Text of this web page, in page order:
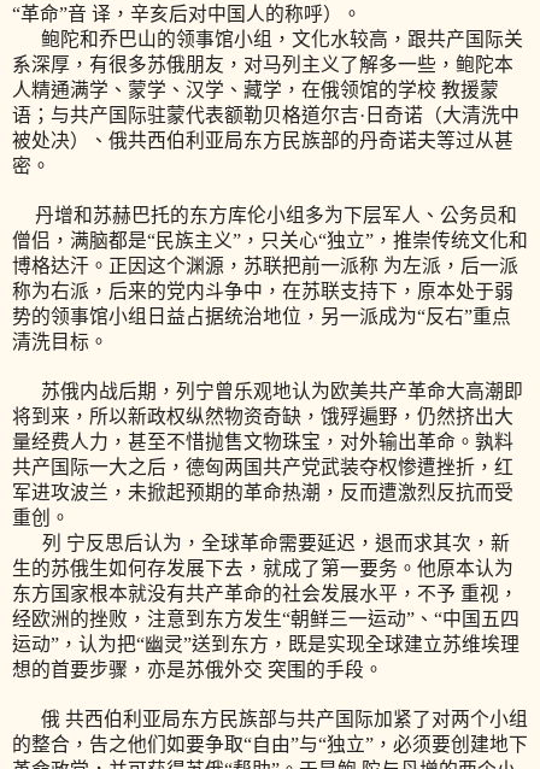
“革命”音 译，辛亥后对中国人的称呼）。
鲍陀和乔巴山的领事馆小组，文化水较高，跟共产国际关
系深厚，有很多苏俄朋友，对马列主义了解多一些，鲍陀本
人精通满学、蒙学、汉学、藏学，在俄领馆的学校 教援蒙
语；与共产国际驻蒙代表额勒贝格道尔吉·日奇诺（大清洗中
被处决）、俄共西伯利亚局东方民族部的丹奇诺夫等过从甚
密。
丹增和苏赫巴托的东方库伦小组多为下层军人、公务员和
僧侣，满脑都是“民族主义”，只关心“独立”，推崇传统文化和
博格达汗。正因这个渊源，苏联把前一派称 为左派，后一派
称为右派，后来的党内斗争中，在苏联支持下，原本处于弱
势的领事馆小组日益占据统治地位，另一派成为“反右”重点
清洗目标。
苏俄内战后期，列宁曾乐观地认为欧美共产革命大高潮即
将到来，所以新政权纵然物资奇缺，饿殍遍野，仍然挤出大
量经费人力，甚至不惜抛售文物珠宝，对外输出革命。孰料
共产国际一大之后，德匈两国共产党武装夺权惨遭挫折，红
军进攻波兰，未掀起预期的革命热潮，反而遭激烈反抗而受
重创。
列 宁反思后认为，全球革命需要延迟，退而求其次，新
生的苏俄生如何存发展下去，就成了第一要务。他原本认为
东方国家根本就没有共产革命的社会发展水平，不予 重视，
经欧洲的挫败，注意到东方发生“朝鲜三一运动”、“中国五四
运动”，认为把“幽灵”送到东方，既是实现全球建立苏维埃理
想的首要步骤，亦是苏俄外交 突围的手段。
俄 共西伯利亚局东方民族部与共产国际加紧了对两个小组
的整合，告之他们如要争取“自由”与“独立”，必须要创建地下